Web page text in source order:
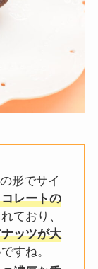
形でサイ
レートの
ており、
ッツが大
すね。